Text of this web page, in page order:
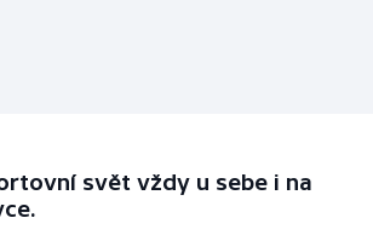
svět vždy u sebe i na